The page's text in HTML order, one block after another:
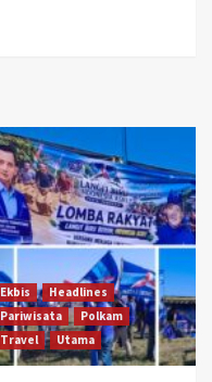
Ekbis
Headlines
Pariwisata
Polkam
Travel
Utama